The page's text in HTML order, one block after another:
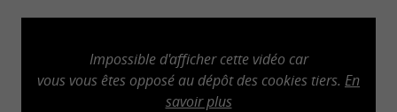
Impossible d'afficher cette vidéo car
vous vous êtes opposé au dépôt des cookies tiers. En
savoir plus